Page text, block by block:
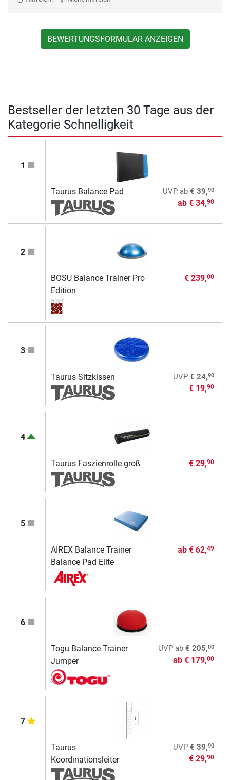
BEWERTUNGSFORMULAR ANZEIGEN
Bestseller der letzten 30 Tage aus der
Kategorie Schnelligkeit
1
Taurus Balance Pad UVPab € 39,90
ab € 34,90
2
BOSU Balance Trainer Pro
Edition
€ 239,00
3
Taurus Sitzkissen UVP € 24,90
€ 19,90
4
Taurus Faszienrolle groß € 29,90
5
AIREX Balance Trainer
Balance Pad Elite
ab € 62,49
6
Togu Balance Trainer
Jumper
UVPab € 205,00
ab € 179,00
7
Taurus
Koordinationsleiter
UVP € 39,90
€ 29,90